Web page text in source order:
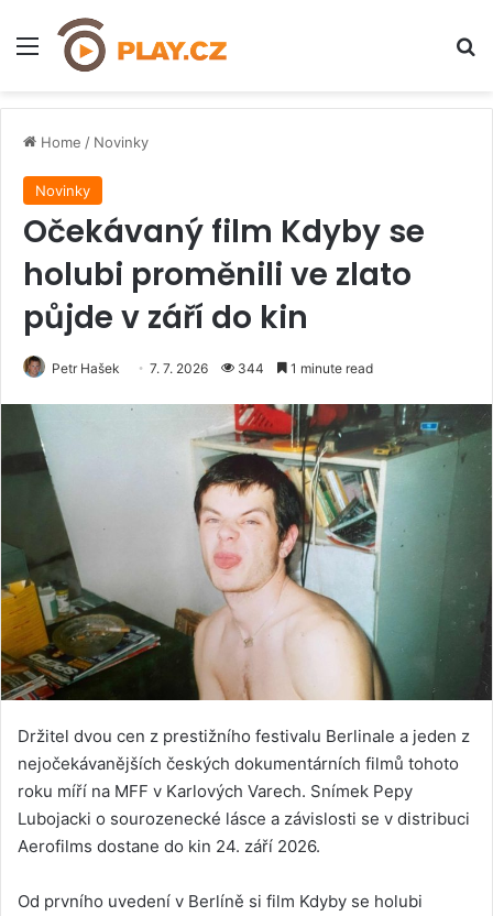
Menu
Home / Novinky
Novinky
Očekávaný film Kdyby se
holubi proměnili ve zlato
půjde v září do kin
Petr Hašek 7. 7. 2026 344 1 minute read
Držitel dvou cen z prestižního festivalu Berlinale a jeden z
nejočekávanějších českých dokumentárních filmů tohoto
roku míří na MFF v Karlových Varech. Snímek Pepy
Lubojacki o sourozenecké lásce a závislosti se v distribuci
Aerofilms dostane do kin 24. září 2026.
Od prvního uvedení v Berlíně si film Kdyby se holubi